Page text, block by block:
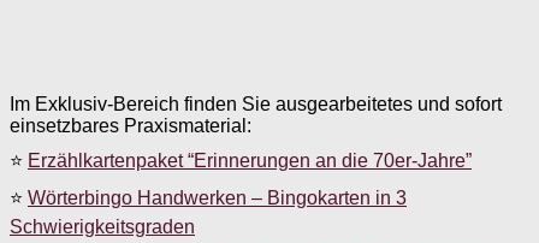
Im Exklusiv-Bereich finden Sie ausgearbeitetes und sofort
einsetzbares Praxismaterial:
⭐ Erzählkartenpaket “Erinnerungen an die 70er-Jahre”
⭐ Wörterbingo Handwerken – Bingokarten in 3
Schwierigkeitsgraden